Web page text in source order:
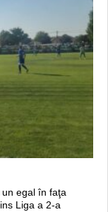
egal în faţa
Liga a 2-a